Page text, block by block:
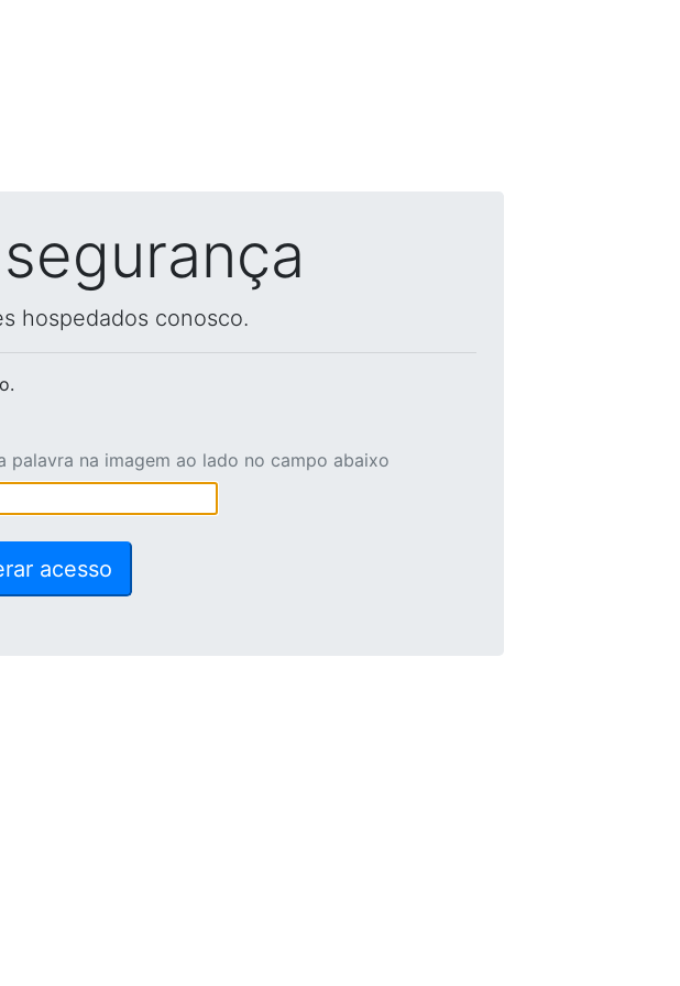
hospedados conosco.
palavra na imagem ao lado no campo abaixo